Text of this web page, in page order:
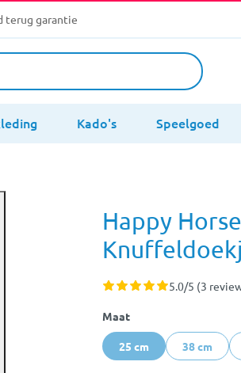
terug garantie
Kado's Speelgoed
Happy
5.0/5 (3
Maat
25 cm 38 cm